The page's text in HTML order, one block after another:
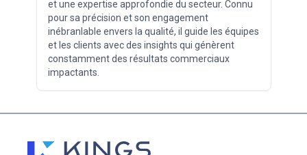
et une expertise approfondie du secteur. Connu
pour sa précision et son engagement
inébranlable envers la qualité, il guide les équipes
et les clients avec des insights qui génèrent
constamment des résultats commerciaux
impactants.